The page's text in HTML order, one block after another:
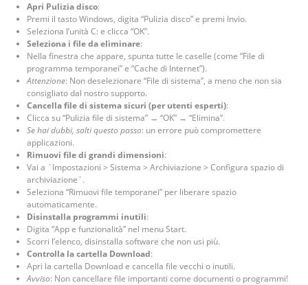
Apri Pulizia disco:
Premi il tasto Windows, digita “Pulizia disco” e premi Invio.
Seleziona l’unità C: e clicca “OK”.
Seleziona i file da eliminare:
Nella finestra che appare, spunta tutte le caselle (come “File di
programma temporanei” e “Cache di Internet”).
Attenzione: Non deselezionare “File di sistema”, a meno che non sia
consigliato dal nostro supporto.
Cancella file di sistema sicuri (per utenti esperti):
Clicca su “Pulizia file di sistema” → “OK” → “Elimina”.
Se hai dubbi, salti questo passo: un errore può compromettere
applicazioni.
Rimuovi file di grandi dimensioni:
Vai a `Impostazioni > Sistema > Archiviazione > Configura spazio di
archiviazione`.
Seleziona “Rimuovi file temporanei” per liberare spazio
automaticamente.
Disinstalla programmi inutili:
Digita “App e funzionalità” nel menu Start.
Scorri l’elenco, disinstalla software che non usi più.
Controlla la cartella Download:
Apri la cartella Download e cancella file vecchi o inutili.
Avviso: Non cancellare file importanti come documenti o programmi!